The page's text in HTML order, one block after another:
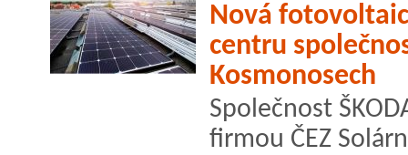
Nová
centru
Kosmonosech
Společnost
firmou ČEZ